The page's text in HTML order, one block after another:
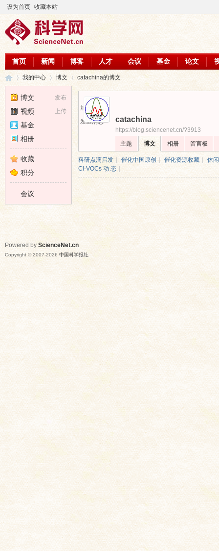
设为首页 收藏本站
首页 新闻 博客 人才 会议 基金 论文
›
我的中心 博文 catachina的博文
加为好友
发送消息
catachina
https://blog.sciencenet.cn/?3913
主题
博文 相册 留言板
科研点滴启发 催化中国原创 催化资源收藏
休
Cl-VOCs 动 态
发布
博文
上传
视频
基金
相册
收藏
积分
会议
Powered by ScienceNet.cn
Copyright © 2007-2026 中国科学报社